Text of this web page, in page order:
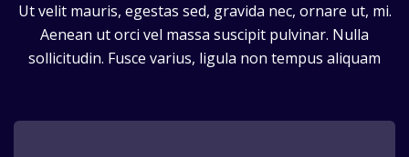
Ut velit mauris, egestas sed, gravida nec, ornare ut, mi.
Aenean ut orci vel massa suscipit pulvinar. Nulla
sollicitudin. Fusce varius, ligula non tempus aliquam